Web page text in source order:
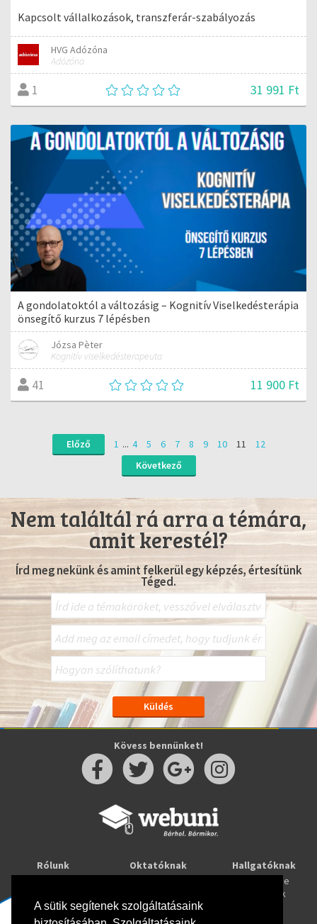
A sütik segítenek szolgáltatásaink
Kapcsolt vállalkozások, transzferár-szabályozás
HVG Adózóna
Adózóna
1 31 991 Ft
A gondolatoktól a változásig – Kognitív Viselkedésterápia
önsegítő kurzus 7 lépésben
Józsa Pèter
Kognitív viselkedésterapeuta
41 11 900 Ft
Előző 1 ... 4 5 6 7 8 9 10 11
12
Következő
Nem találtál rá arra a témára,
amit kerestél?
Írd meg nekünk és amint felkerül egy képzés, értesítünk
Téged.
Kövess bennünket!
Rólunk
Oktatóknak
Webuni Stúdió
Hallgatóknak
Tanulj online
Képzések